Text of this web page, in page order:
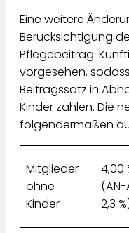
Eine weitere
Berücksichtigung
Pflegebeitrag.
vorgesehen,
Beitragssatz in
Kinder zahlen. Die
folgendermaßen
Mitglieder
ohne
Kinder
4,00
(AN-
2,3